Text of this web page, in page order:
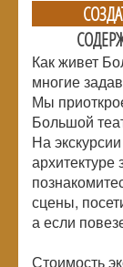
Как живет
многие
Мы
Большой
На
архитектуре
сцены,
а если
Стоимость